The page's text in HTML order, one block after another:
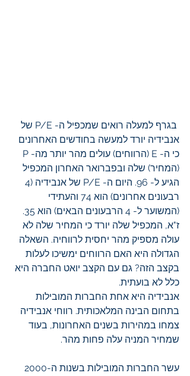
בגרף למעלה רואים שמכפיל ה- P/E של
אנבידיה יורד למעשה בחודשים האחרונים
(המחיר) שלה ובפברואר האחרון המכפיל
רבעונים אחרונים) הוא 74 והעתידי
(המשוער ל- 4 הרבעונים הבאים) הוא 35.
ז"א, המכפיל שלה יורד כי המחיר שלה לא
עולה מספיק מהר יחסית לרווחיה. השאלה
הגדולה היא האם הרווחים ימשיכו לעלות
בקצב הזה? גם עם הקצב יואט החברה היא
כלל לא בועתית.
אנבידיה היא אחת החברות המובילות
בתחום הבינה המלאכותית. רווחי אנבידיה
צמחו במהירות בשנים האחרונות, בעוד
שמחיר המניה עלה פחות מהר.